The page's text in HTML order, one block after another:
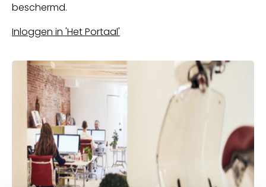
beschermd.
Inloggen in 'Het Portaal'